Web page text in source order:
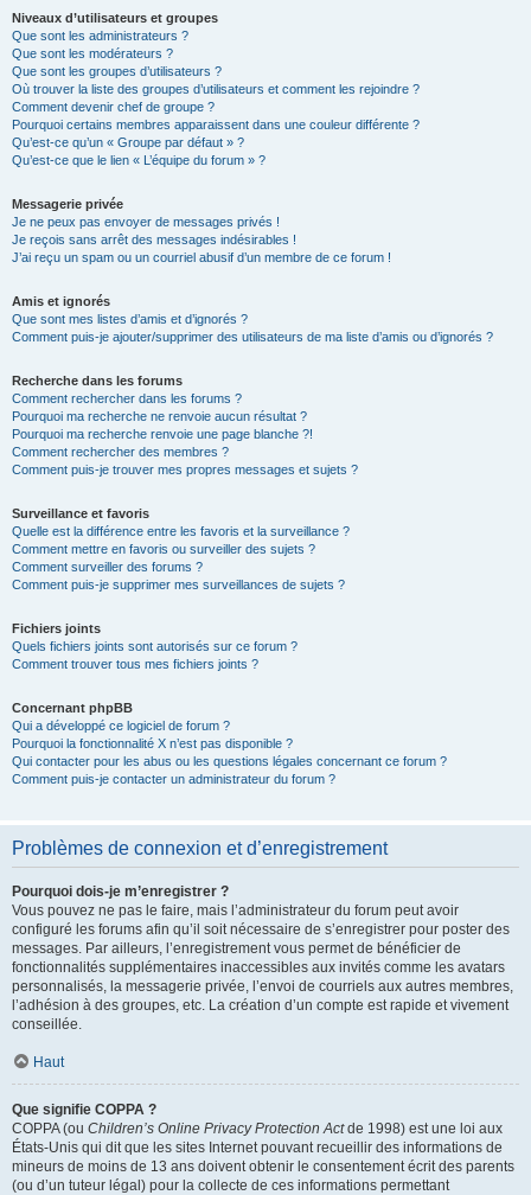
Niveaux d’utilisateurs et groupes
Que sont les administrateurs ?
Que sont les modérateurs ?
Que sont les groupes d’utilisateurs ?
Où trouver la liste des groupes d’utilisateurs et comment les rejoindre ?
Comment devenir chef de groupe ?
Pourquoi certains membres apparaissent dans une couleur différente ?
Qu’est-ce qu’un « Groupe par défaut » ?
Qu’est-ce que le lien « L’équipe du forum » ?
Messagerie privée
Je ne peux pas envoyer de messages privés !
Je reçois sans arrêt des messages indésirables !
J’ai reçu un spam ou un courriel abusif d’un membre de ce forum !
Amis et ignorés
Que sont mes listes d’amis et d’ignorés ?
Comment puis-je ajouter/supprimer des utilisateurs de ma liste d’amis ou d’ignorés ?
Recherche dans les forums
Comment rechercher dans les forums ?
Pourquoi ma recherche ne renvoie aucun résultat ?
Pourquoi ma recherche renvoie une page blanche ?!
Comment rechercher des membres ?
Comment puis-je trouver mes propres messages et sujets ?
Surveillance et favoris
Quelle est la différence entre les favoris et la surveillance ?
Comment mettre en favoris ou surveiller des sujets ?
Comment surveiller des forums ?
Comment puis-je supprimer mes surveillances de sujets ?
Fichiers joints
Quels fichiers joints sont autorisés sur ce forum ?
Comment trouver tous mes fichiers joints ?
Concernant phpBB
Qui a développé ce logiciel de forum ?
Pourquoi la fonctionnalité X n’est pas disponible ?
Qui contacter pour les abus ou les questions légales concernant ce forum ?
Comment puis-je contacter un administrateur du forum ?
Problèmes de connexion et d’enregistrement
Pourquoi dois-je m’enregistrer ?
Vous pouvez ne pas le faire, mais l’administrateur du forum peut avoir
configuré les forums afin qu’il soit nécessaire de s’enregistrer pour poster des
messages. Par ailleurs, l’enregistrement vous permet de bénéficier de
fonctionnalités supplémentaires inaccessibles aux invités comme les avatars
personnalisés, la messagerie privée, l’envoi de courriels aux autres membres,
l’adhésion à des groupes, etc. La création d’un compte est rapide et vivement
conseillée.
Haut
Que signifie COPPA ?
COPPA (ou Children’s Online Privacy Protection Actde 1998) est une loi aux
États-Unis qui dit que les sites Internet pouvant recueillir des informations de
mineurs de moins de 13 ans doivent obtenir le consentement écrit des parents
(ou d’un tuteur légal) pour la collecte de ces informations permettant